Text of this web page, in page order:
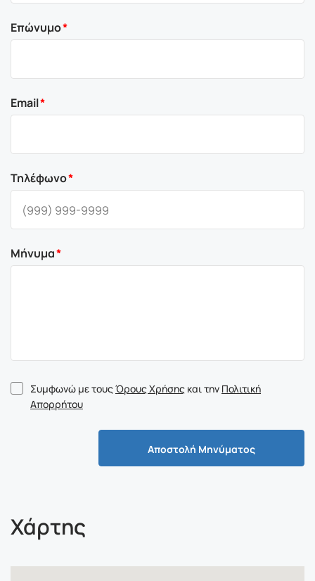
Επώνυμο
Email
Τηλέφωνο
Μήνυμα
Συμφωνώ με τουςΌρους Χρήσης και την Πολιτική
Απορρήτου
Αποστολή Μηνύματος
Χάρτης